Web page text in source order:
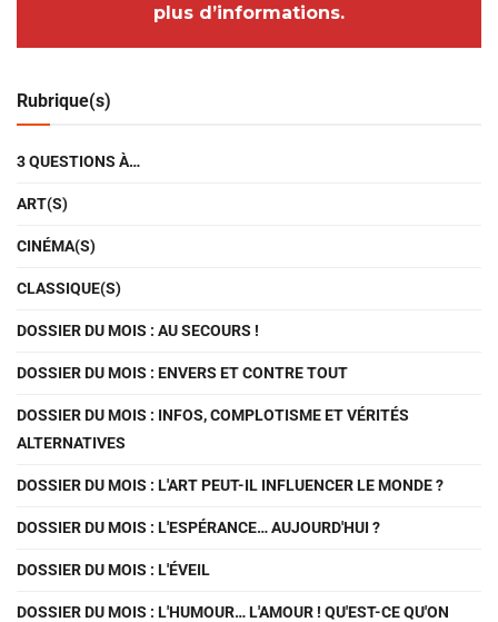
plus d’informations.
Rubrique(s)
3 QUESTIONS À…
ART(S)
CINÉMA(S)
CLASSIQUE(S)
DOSSIER DU MOIS : AU SECOURS !
DOSSIER DU MOIS : ENVERS ET CONTRE TOUT
DOSSIER DU MOIS : INFOS, COMPLOTISME ET VÉRITÉS
ALTERNATIVES
DOSSIER DU MOIS : L'ART PEUT-IL INFLUENCER LE MONDE ?
DOSSIER DU MOIS : L'ESPÉRANCE… AUJOURD'HUI ?
DOSSIER DU MOIS : L'ÉVEIL
DOSSIER DU MOIS : L'HUMOUR… L'AMOUR ! QU'EST-CE QU'ON